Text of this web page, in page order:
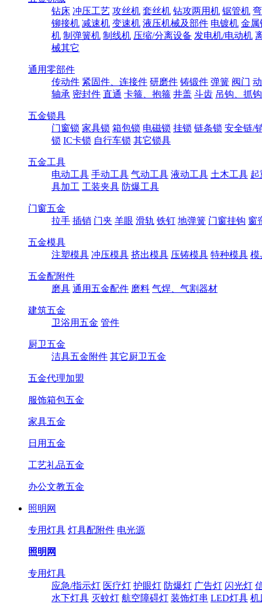
钻床 冲压工艺 攻丝机 套丝机 钻攻两用机 锯管机
铆接机 减速机 变速机 液压机械及部件 电镀机 金属
机 制弹簧机 制线机 压缩/分离设备 发电机/电动机
械其它
通用零部件
传动件 紧固件、连接件 研磨件 铸锻件 弹簧 阀门
轴承 密封件 直通 卡箍、抱箍 井盖 斗齿 吊钩、抓钩
五金锁具
门窗锁 家具锁 箱包锁 电磁锁 挂锁 链条锁 安全链/
锁 IC卡锁 自行车锁 其它锁具
五金工具
电动工具 手动工具 气动工具 液动工具 土木工具 起
具加工 工装夹具 防爆工具
门窗五金
拉手 插销 门夹 羊眼 滑轨 铁钉 地弹簧 门窗挂钩 窗
五金模具
注塑模具 冲压模具 挤出模具 压铸模具 特种模具 模
五金配附件
磨具 通用五金配件 磨料 气焊、气割器材
建筑五金
卫浴用五金 管件
厨卫五金
洁具五金附件 其它厨卫五金
五金代理加盟
服饰箱包五金
家具五金
日用五金
工艺礼品五金
办公文教五金
照明网
专用灯具 灯具配附件 电光源
照明网
专用灯具
应急/指示灯 医疗灯 护眼灯 防爆灯 广告灯 闪光灯
水下灯具 灭蚊灯 航空障碍灯 装饰灯串 LED灯具 机